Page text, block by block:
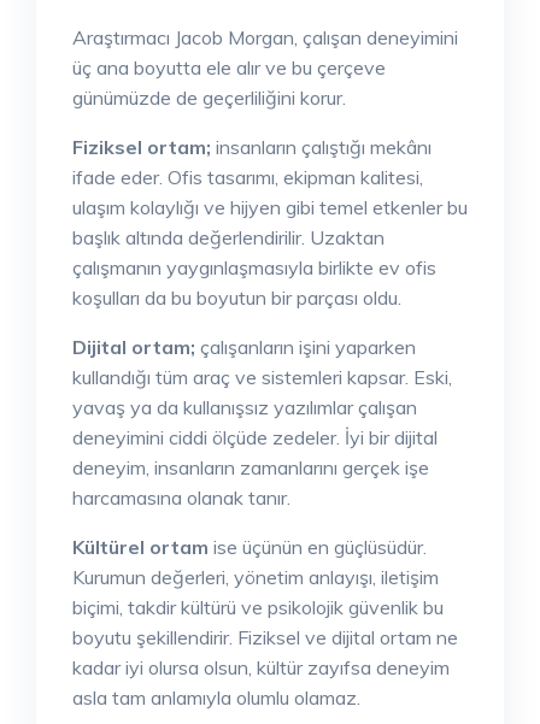
Araştırmacı Jacob Morgan, çalışan deneyimini
üç ana boyutta ele alır ve bu çerçeve
günümüzde de geçerliliğini korur.
Fiziksel ortam; insanların çalıştığı mekânı
ifade eder. Ofis tasarımı, ekipman kalitesi,
ulaşım kolaylığı ve hijyen gibi temel etkenler bu
başlık altında değerlendirilir. Uzaktan
çalışmanın yaygınlaşmasıyla birlikte ev ofis
koşulları da bu boyutun bir parçası oldu.
Dijital ortam; çalışanların işini yaparken
kullandığı tüm araç ve sistemleri kapsar. Eski,
yavaş ya da kullanışsız yazılımlar çalışan
deneyimini ciddi ölçüde zedeler. İyi bir dijital
deneyim, insanların zamanlarını gerçek işe
harcamasına olanak tanır.
Kültürel ortam ise üçünün en güçlüsüdür.
Kurumun değerleri, yönetim anlayışı, iletişim
biçimi, takdir kültürü ve psikolojik güvenlik bu
boyutu şekillendirir. Fiziksel ve dijital ortam ne
kadar iyi olursa olsun, kültür zayıfsa deneyim
asla tam anlamıyla olumlu olamaz.